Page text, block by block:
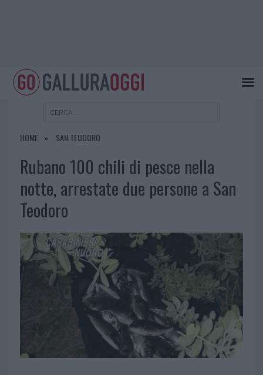
HOME SAN TEODORO
Rubano 100 chili di pesce nella
notte, arrestate due persone a San
Teodoro